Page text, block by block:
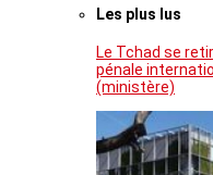
Les plus lus
Le Tchad se
pénale
(ministère)